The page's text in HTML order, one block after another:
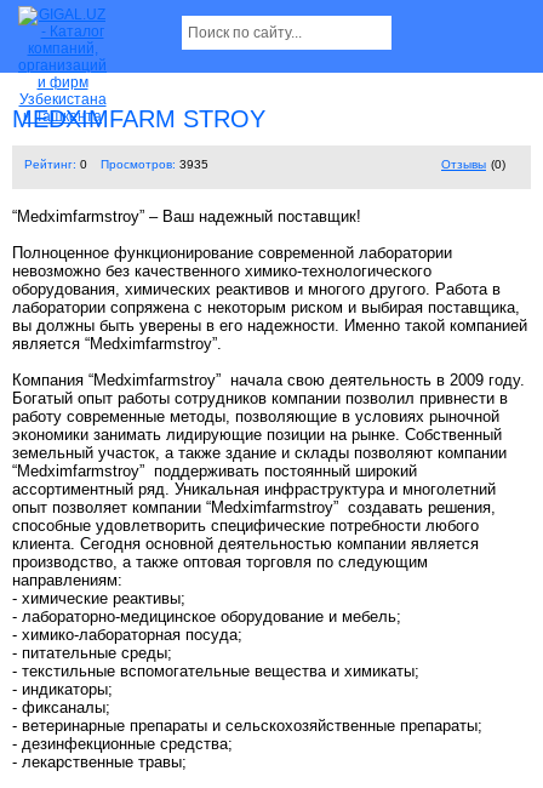
MEDXIMFARM STROY
Рейтинг: 0 Просмотров: 3935 Отзывы (0)
“Medximfarmstroy” – Ваш надежный поставщик!
Полноценное функционирование современной лаборатории
невозможно без качественного химико-технологического
оборудования, химических реактивов и многого другого. Работа в
лаборатории сопряжена с некоторым риском и выбирая поставщика,
вы должны быть уверены в его надежности. Именно такой компанией
является “Medximfarmstroy”.
Компания “Medximfarmstroy” начала свою деятельность в 2009 году.
Богатый опыт работы сотрудников компании позволил привнести в
работу современные методы, позволяющие в условиях рыночной
экономики занимать лидирующие позиции на рынке. Собственный
земельный участок, а также здание и склады позволяют компании
“Medximfarmstroy” поддерживать постоянный широкий
ассортиментный ряд. Уникальная инфраструктура и многолетний
опыт позволяет компании “Medximfarmstroy” создавать решения,
способные удовлетворить специфические потребности любого
клиента. Сегодня основной деятельностью компании является
производство, а также оптовая торговля по следующим
направлениям:
- химические реактивы;
- лабораторно-медицинское оборудование и мебель;
- химико-лабораторная посуда;
- питательные среды;
- текстильные вспомогательные вещества и химикаты;
- индикаторы;
- фиксаналы;
- ветеринарные препараты и сельскохозяйственные препараты;
- дезинфекционные средства;
- лекарственные травы;